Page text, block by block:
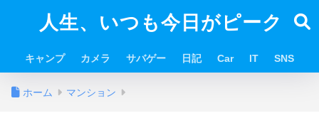
人生、いつも今日がピーク
キャンプ カメラ サバゲー 日記 Car IT SNS
ホーム マンション